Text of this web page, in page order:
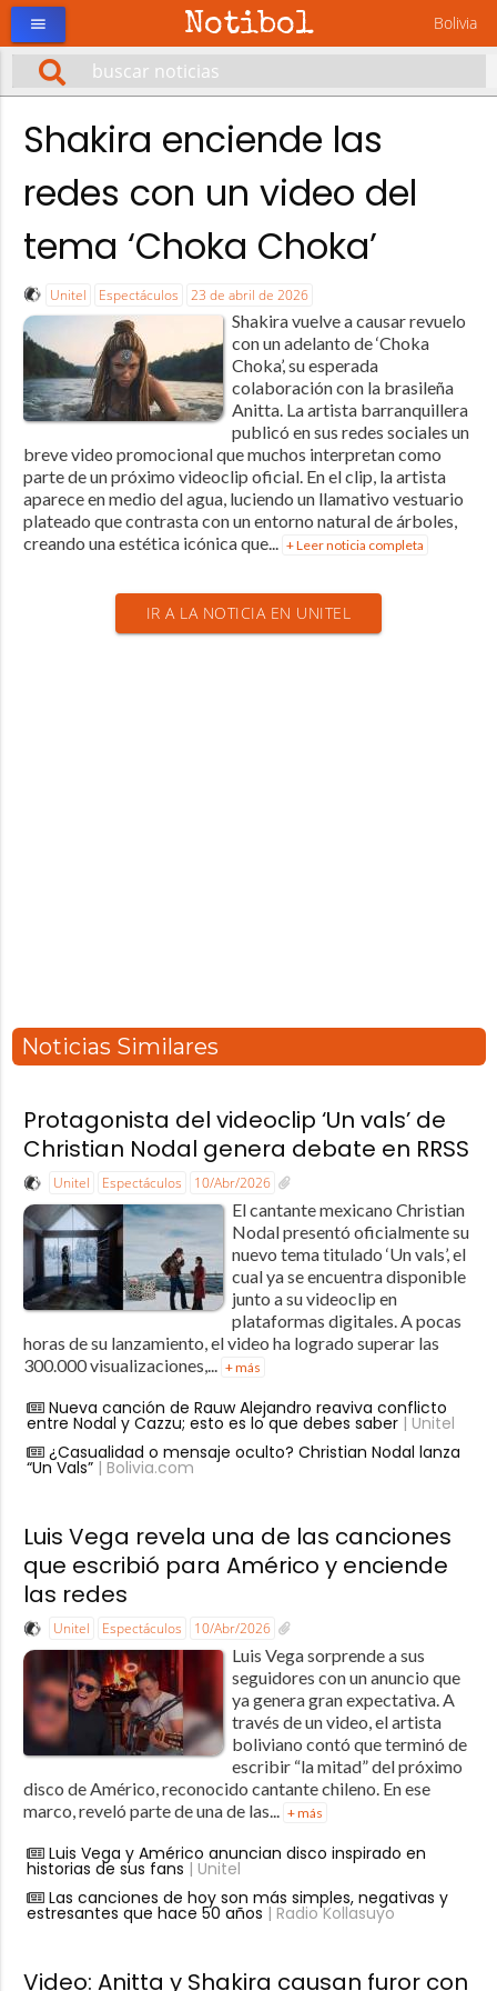
Notibol Bolivia
menu
Shakira enciende las
redes con un video del
tema ‘Choka Choka’
Unitel Espectáculos 23 de abril de 2026
Shakira vuelve a causar revuelo
con un adelanto de ‘Choka
Choka’, su esperada
colaboración con la brasileña
Anitta. La artista barranquillera
publicó en sus redes sociales un
breve video promocional que muchos interpretan como
parte de un próximo videoclip oficial. En el clip, la artista
aparece en medio del agua, luciendo un llamativo vestuario
plateado que contrasta con un entorno natural de árboles,
creando una estética icónica que... + Leer noticia completa
IR A LA NOTICIA EN UNITEL
Noticias Similares
Protagonista del videoclip ‘Un vals’ de
Christian Nodal genera debate en RRSS
Unitel Espectáculos 10/Abr/2026
El cantante mexicano Christian
Nodal presentó oficialmente su
nuevo tema titulado ‘Un vals’, el
cual ya se encuentra disponible
junto a su videoclip en
plataformas digitales. A pocas
horas de su lanzamiento, el video ha logrado superar las
300.000 visualizaciones,... + más
Nueva canción de Rauw Alejandro reaviva conflicto
entre Nodal y Cazzu; esto es lo que debes saber| Unitel
¿Casualidad o mensaje oculto? Christian Nodal lanza
“Un Vals”| Bolivia.com
Luis Vega revela una de las canciones
que escribió para Américo y enciende
las redes
Unitel Espectáculos 10/Abr/2026
Luis Vega sorprende a sus
seguidores con un anuncio que
ya genera gran expectativa. A
través de un video, el artista
boliviano contó que terminó de
escribir “la mitad” del próximo
disco de Américo, reconocido cantante chileno. En ese
marco, reveló parte de una de las...
+ más
Luis Vega y Américo anuncian disco inspirado en
historias de sus fans | Unitel
Las canciones de hoy son más simples, negativas y
estresantes que hace 50 años | Radio Kollasuyo
Video: Anitta y Shakira causan furor con